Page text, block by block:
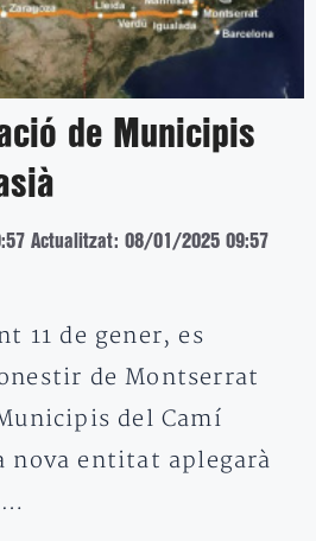
de Municipis
Actualitzat: 08/01/2025 09:57
11 de gener, es
de Montserrat
del Camí
nova entitat aplegarà